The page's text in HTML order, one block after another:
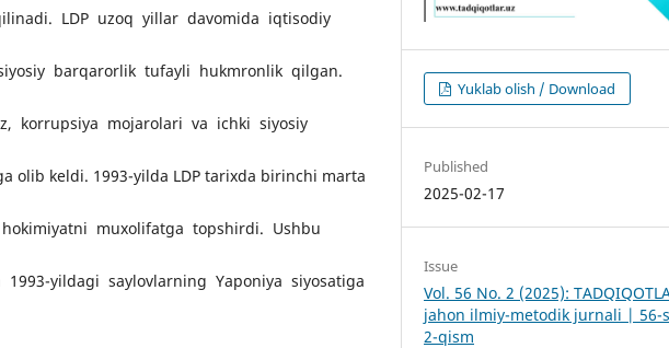
LDP uzoq yillar davomida iqtisodiy
barqarorlik tufayli hukmronlik qilgan.
korrupsiya mojarolari va ichki siyosiy
olib keldi. 1993-yilda LDP tarixda birinchi marta
muxolifatga topshirdi. Ushbu
yildagi saylovlarning Yaponiya siyosatiga
Yuklab olish / Download
Published
2025-02-17
Issue
Vol. 56 No. 2 (2025):
jahon ilmiy-metodik jurnali | 56-
2-qism